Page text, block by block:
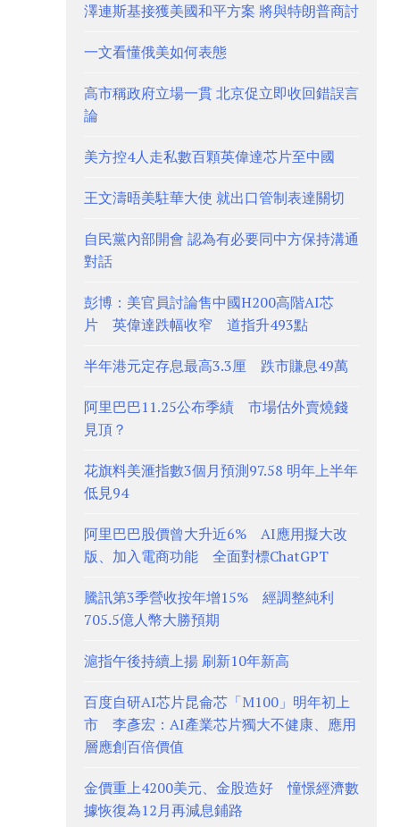
澤連斯基接獲美國和平方案 將與特朗普商討
一文看懂俄美如何表態
高市稱政府立場一貫 北京促立即收回錯誤言
論
美方控4人走私數百顆英偉達芯片至中國
王文濤晤美駐華大使 就出口管制表達關切
自民黨內部開會 認為有必要同中方保持溝通
對話
彭博：美官員討論售中國H200高階AI芯
片 英偉達跌幅收窄 道指升493點
半年港元定存息最高3.3厘 跌市賺息49萬
阿里巴巴11.25公布季績 市場估外賣燒錢
見頂？
花旗料美滙指數3個月預測97.58 明年上半年
低見94
阿里巴巴股價曾大升近6% AI應用擬大改
版、加入電商功能 全面對標ChatGPT
騰訊第3季營收按年增15% 經調整純利
705.5億人幣大勝預期
滬指午後持續上揚 刷新10年新高
百度自研AI芯片昆侖芯「M100」明年初上
市 李彥宏：AI產業芯片獨大不健康、應用
層應創百倍價值
金價重上4200美元、金股造好 憧憬經濟數
據恢復為12月再減息鋪路